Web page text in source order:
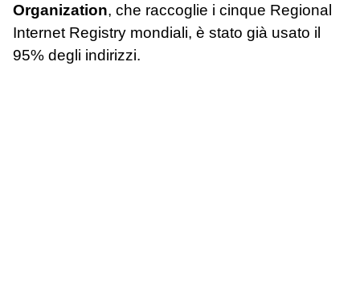
Organization, che raccoglie i cinque Regional
Internet Registry mondiali, è stato già usato il
95% degli indirizzi.